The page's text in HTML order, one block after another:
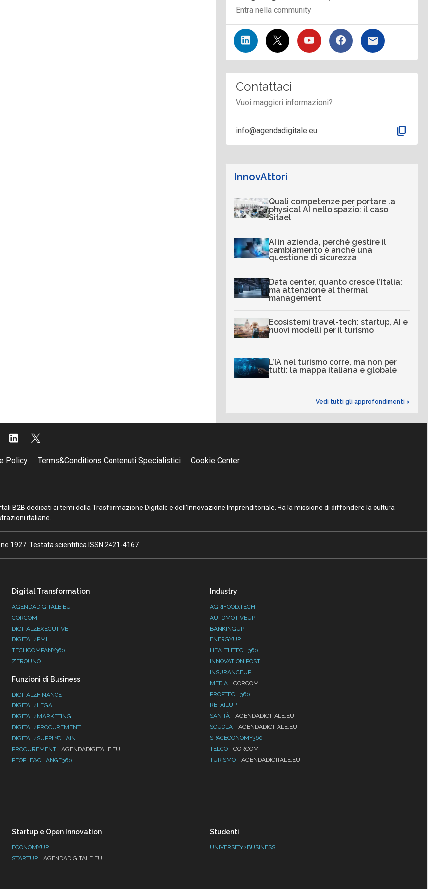
Entra nella community
Contattaci
Vuoi maggiori informazioni?
info@agendadigitale.eu content_copy
InnovAttori
Quali competenze per portare la
physical AI nello spazio: il caso
Sitael
AI in azienda, perché gestire il
cambiamento è anche una
questione di sicurezza
Data center, quanto cresce l’Italia:
ma attenzione al thermal
management
Ecosistemi travel-tech: startup, AI e
nuovi modelli per il turismo
L’IA nel turismo corre, ma non per
tutti: la mappa italiana e globale
Vedi tutti gli approfondimenti >
Policy Terms&Conditions Contenuti Specialistici Cookie Center
B2B dedicati ai temi della Trasformazione Digitale e dell’Innovazione Imprenditoriale. Ha la missione di diffondere la cultura
italiane.
1927. Testata scientifica ISSN 2421-4167
Digital Transformation
AGENDADIGITALE.EU
CORCOM
DIGITAL4EXECUTIVE
DIGITAL4PMI
TECHCOMPANY360
ZEROUNO
Funzioni di Business
DIGITAL4FINANCE
DIGITAL4LEGAL
DIGITAL4MARKETING
DIGITAL4PROCUREMENT
DIGITAL4SUPPLYCHAIN
PROCUREMENT
AGENDADIGITALE.EU
PEOPLE&CHANGE360
Industry
AGRIFOOD.TECH
AUTOMOTIVEUP
BANKINGUP
ENERGYUP
HEALTHTECH360
INNOVATION POST
INSURANCEUP
MEDIA
CORCOM
PROPTECH360
RETAILUP
SANITÀ
AGENDADIGITALE.EU
SCUOLA
AGENDADIGITALE.EU
SPACECONOMY360
TELCO
CORCOM
TURISMO
AGENDADIGITALE.EU
Startup e Open Innovation
ECONOMYUP
STARTUP
AGENDADIGITALE.EU
Studenti
UNIVERSITY2BUSINESS